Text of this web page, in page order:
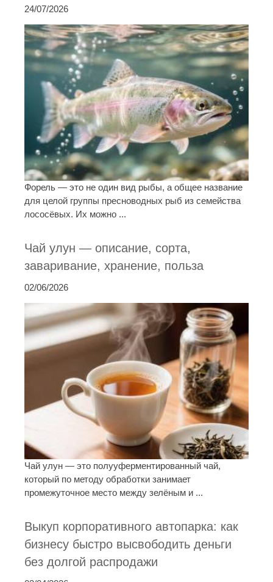
24/07/2026
Форель — это не один вид рыбы, а общее название
для целой группы пресноводных рыб из семейства
лососёвых. Их можно ...
Чай улун — описание, сорта,
заваривание, хранение, польза
02/06/2026
Чай улун — это полууферментированный чай,
который по методу обработки занимает
промежуточное место между зелёным и ...
Выкуп корпоративного автопарка: как
бизнесу быстро высвободить деньги
без долгой распродажи